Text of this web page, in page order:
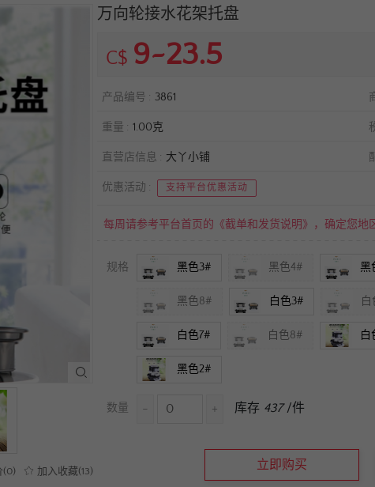
(0) 加入收藏(13)
万向轮接水花架托盘
C$ 9~23.5
产品编号 3861
重量 1.00克
直营店信息 大丫小铺
优惠活动 支持平台优惠活动
每周请参考平台首页的《截单和发货说明》，确定您地
规格 黑色3# 黑色4# 黑
黑色8# 白色3# 白
白色7# 白色8# 白
黑色2#
数量 - + 库存 437 /件
立即购买